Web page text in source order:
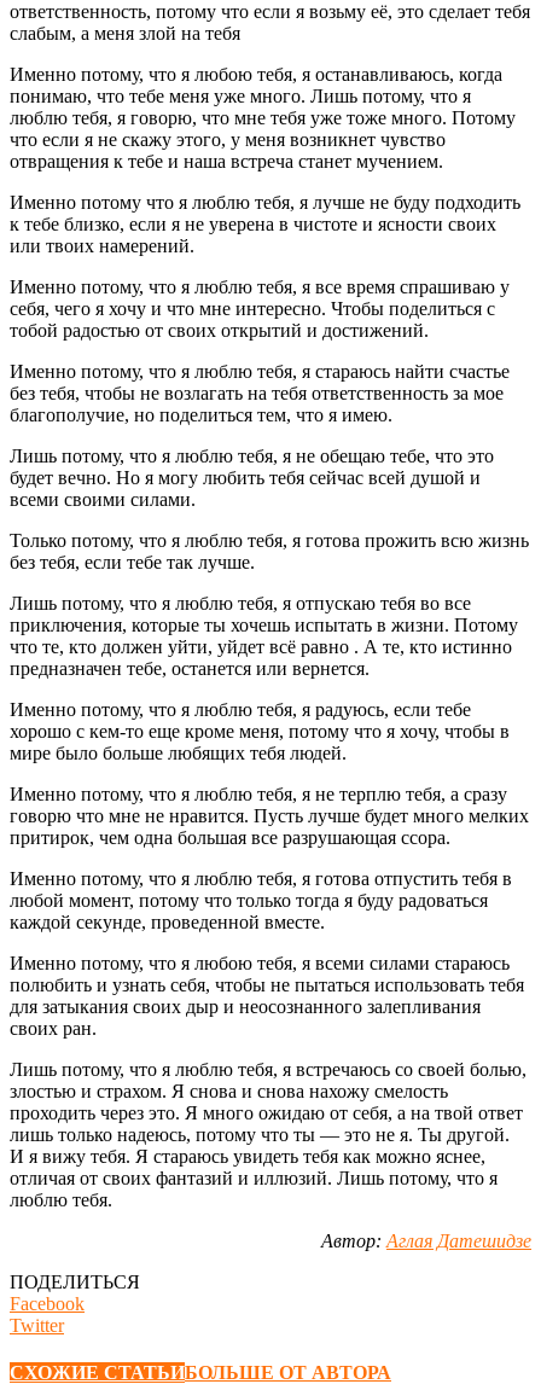
ответственность, потому что если я возьму её, это сделает тебя
слабым, а меня злой на тебя
Именно потому, что я любою тебя, я останавливаюсь, когда
понимаю, что тебе меня уже много. Лишь потому, что я
люблю тебя, я говорю, что мне тебя уже тоже много. Потому
что если я не скажу этого, у меня возникнет чувство
отвращения к тебе и наша встреча станет мучением.
Именно потому что я люблю тебя, я лучше не буду подходить
к тебе близко, если я не уверена в чистоте и ясности своих
или твоих намерений.
Именно потому, что я люблю тебя, я все время спрашиваю у
себя, чего я хочу и что мне интересно. Чтобы поделиться с
тобой радостью от своих открытий и достижений.
Именно потому, что я люблю тебя, я стараюсь найти счастье
без тебя, чтобы не возлагать на тебя ответственность за мое
благополучие, но поделиться тем, что я имею.
Лишь потому, что я люблю тебя, я не обещаю тебе, что это
будет вечно. Но я могу любить тебя сейчас всей душой и
всеми своими силами.
Только потому, что я люблю тебя, я готова прожить всю жизнь
без тебя, если тебе так лучше.
Лишь потому, что я люблю тебя, я отпускаю тебя во все
приключения, которые ты хочешь испытать в жизни. Потому
что те, кто должен уйти, уйдет всё равно . А те, кто истинно
предназначен тебе, останется или вернется.
Именно потому, что я люблю тебя, я радуюсь, если тебе
хорошо с кем-то еще кроме меня, потому что я хочу, чтобы в
мире было больше любящих тебя людей.
Именно потому, что я люблю тебя, я не терплю тебя, а сразу
говорю что мне не нравится. Пусть лучше будет много мелких
притирок, чем одна большая все разрушающая ссора.
Именно потому, что я люблю тебя, я готова отпустить тебя в
любой момент, потому что только тогда я буду радоваться
каждой секунде, проведенной вместе.
Именно потому, что я любою тебя, я всеми силами стараюсь
полюбить и узнать себя, чтобы не пытаться использовать тебя
для затыкания своих дыр и неосознанного залепливания
своих ран.
Лишь потому, что я люблю тебя, я встречаюсь со своей болью,
злостью и страхом. Я снова и снова нахожу смелость
проходить через это. Я много ожидаю от себя, а на твой ответ
лишь только надеюсь, потому что ты — это не я. Ты другой.
И я вижу тебя. Я стараюсь увидеть тебя как можно яснее,
отличая от своих фантазий и иллюзий. Лишь потому, что я
люблю тебя.
Автор: Аглая Датешидзе
ПОДЕЛИТЬСЯ
Facebook
Twitter
СХОЖИЕ СТАТЬИБОЛЬШЕ ОТ АВТОРА